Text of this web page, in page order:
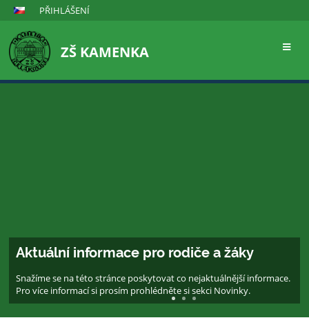
PŘIHLÁŠENÍ
ZŠ KAMENKA
Aktuální informace pro rodiče a žáky
Snažíme se na této stránce poskytovat co nejaktuálnější informace.
Pro více informací si prosím prohlédněte si sekci Novinky.